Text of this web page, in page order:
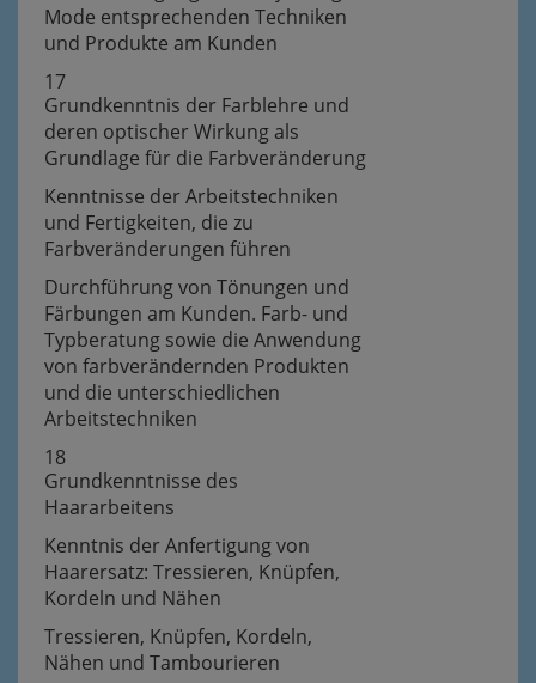
Mode entsprechenden Techniken
und Produkte am Kunden
17
Grundkenntnis der Farblehre und
deren optischer Wirkung als
Grundlage für die Farbveränderung
Kenntnisse der Arbeitstechniken
und Fertigkeiten, die zu
Farbveränderungen führen
Durchführung von Tönungen und
Färbungen am Kunden. Farb- und
Typberatung sowie die Anwendung
von farbverändernden Produkten
und die unterschiedlichen
Arbeitstechniken
18
Grundkenntnisse des
Haararbeitens
Kenntnis der Anfertigung von
Haarersatz: Tressieren, Knüpfen,
Kordeln und Nähen
Tressieren, Knüpfen, Kordeln,
Nähen und Tambourieren